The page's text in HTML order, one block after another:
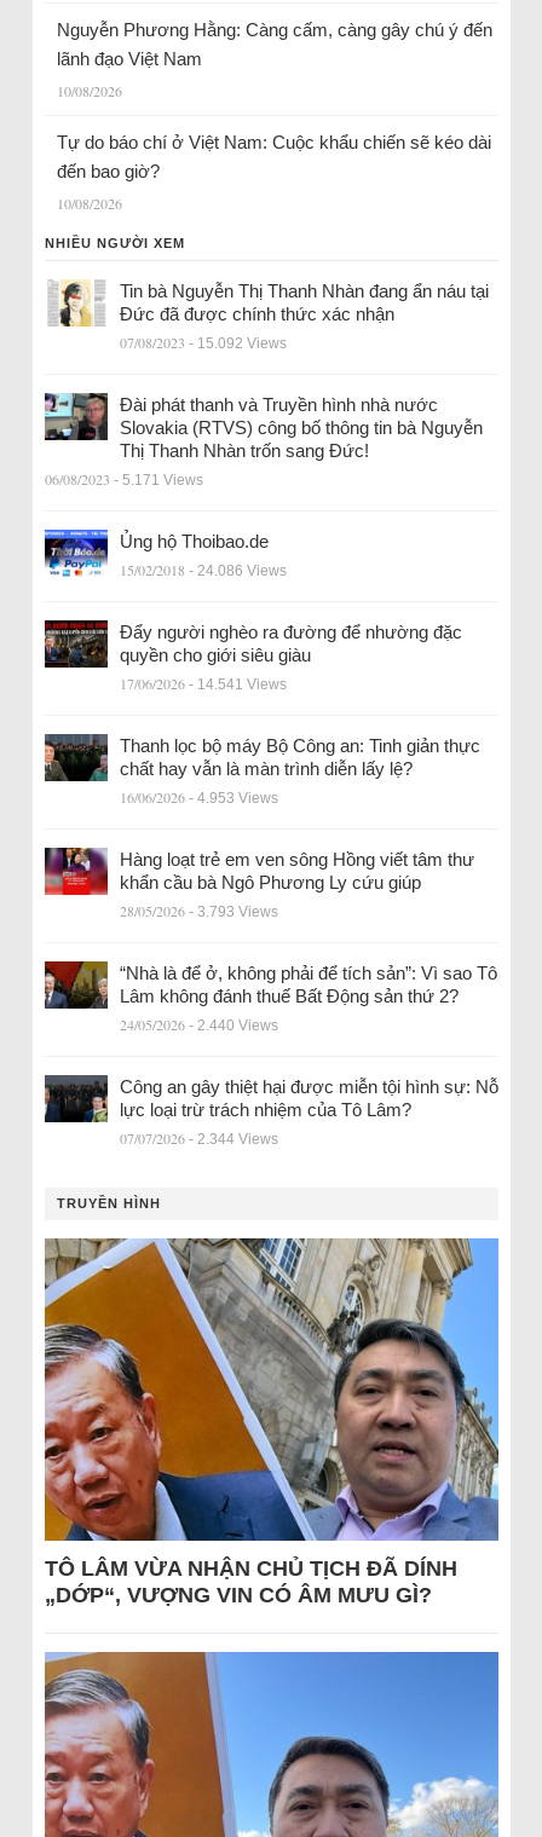
Nguyễn Phương Hằng: Càng cấm, càng gây chú ý đến
lãnh đạo Việt Nam
10/08/2026
Tự do báo chí ở Việt Nam: Cuộc khẩu chiến sẽ kéo dài
đến bao giờ?
10/08/2026
NHIỀU NGƯỜI XEM
Tin bà Nguyễn Thị Thanh Nhàn đang ẩn náu tại
Đức đã được chính thức xác nhận
07/08/2023 - 15.092 Views
Đài phát thanh và Truyền hình nhà nước
Slovakia (RTVS) công bố thông tin bà Nguyễn
Thị Thanh Nhàn trốn sang Đức!
06/08/2023 - 5.171 Views
Ủng hộ Thoibao.de
15/02/2018 - 24.086 Views
Đẩy người nghèo ra đường để nhường đặc
quyền cho giới siêu giàu
17/06/2026 - 14.541 Views
Thanh lọc bộ máy Bộ Công an: Tinh giản thực
chất hay vẫn là màn trình diễn lấy lệ?
16/06/2026 - 4.953 Views
Hàng loạt trẻ em ven sông Hồng viết tâm thư
khẩn cầu bà Ngô Phương Ly cứu giúp
28/05/2026 - 3.793 Views
“Nhà là để ở, không phải để tích sản”: Vì sao Tô
Lâm không đánh thuế Bất Động sản thứ 2?
24/05/2026 - 2.440 Views
Công an gây thiệt hại được miễn tội hình sự: Nỗ
lực loại trừ trách nhiệm của Tô Lâm?
07/07/2026 - 2.344 Views
TRUYỀN HÌNH
TÔ LÂM VỪA NHẬN CHỦ TỊCH ĐÃ DÍNH
„DỚP“, VƯỢNG VIN CÓ ÂM MƯU GÌ?